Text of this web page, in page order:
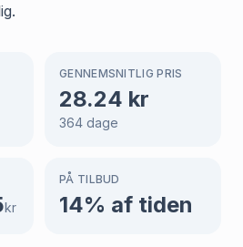
GENNEMSNITLIG PRIS
28.24 kr
364 dage
kr
PÅ TILBUD
14% af tiden